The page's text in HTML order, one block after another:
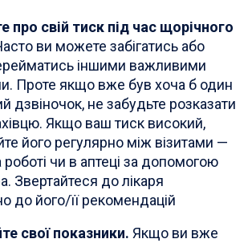
про свій тиск під час щорічного
ви можете забігатись або
іншими важливими
Проте якщо вже був хоча б один
дзвіночок, не забудьте розказати
Якщо ваш тиск високий,
його регулярно між візитами —
чи в аптеці за допомогою
Звертайтеся до лікаря
до його/її рекомендацій
свої показники. Якщо ви вже